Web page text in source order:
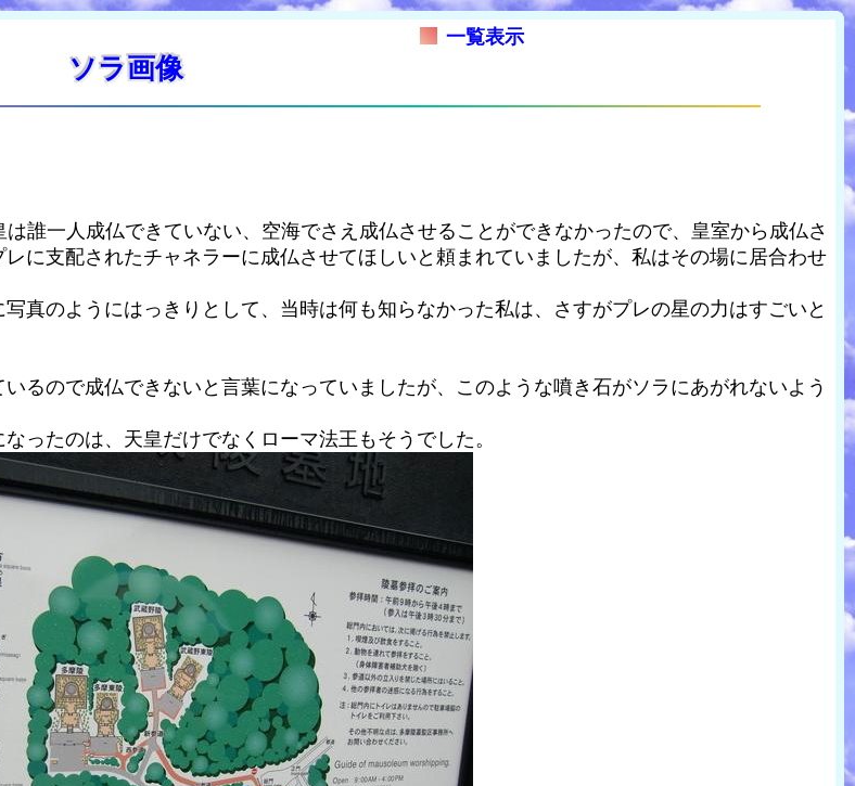
一覧表示
ソラ画像
誰一人成仏できていない、空海でさえ成仏させることができなかったので、皇室から成仏さ
に支配されたチャネラーに成仏させてほしいと頼まれていましたが、私はその場に居合わせ
真のようにはっきりとして、当時は何も知らなかった私は、さすがプレの星の力はすごいと
るので成仏できないと言葉になっていましたが、このような噴き石がソラにあがれないよう
ったのは、天皇だけでなくローマ法王もそうでした。